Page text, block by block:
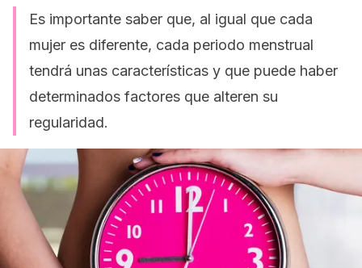
Es importante saber que, al igual que cada
mujer es diferente, cada periodo menstrual
tendrá unas características y que puede haber
determinados factores que alteren su
regularidad.